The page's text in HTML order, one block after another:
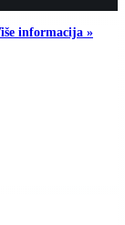
informacija »